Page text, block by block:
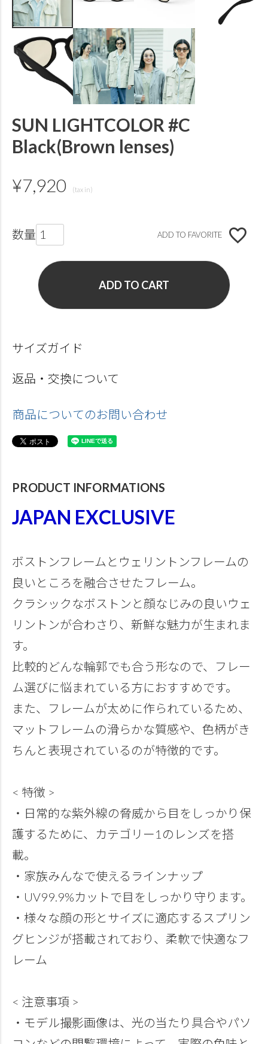
SUN LIGHTCOLOR #C
Black(Brown lenses)
¥7,920
ADD TO FAVORITE
ADD TO CART
サイズガイド
返品・交換について
商品についてのお問い合わせ
PRODUCT INFORMATIONS
JAPAN EXCLUSIVE
ボストンフレームとウェリントンフレームの
良いところを融合させたフレーム。
クラシックなボストンと顔なじみの良いウェ
リントンが合わさり、新鮮な魅力が生まれま
す。
比較的どんな輪郭でも合う形なので、フレー
ム選びに悩まれている方におすすめです。
また、フレームが太めに作られているため、
マットフレームの滑らかな質感や、色柄がき
ちんと表現されているのが特徴的です。
< 特徴 >
・日常的な紫外線の脅威から目をしっかり保
護するために、カテゴリー1のレンズを搭
載。
・家族みんなで使えるラインナップ
・UV99.9%カットで目をしっかり守ります。
・様々な顔の形とサイズに適応するスプリン
グヒンジが搭載されており、柔軟で快適なフ
レーム
< 注意事項 >
・モデル撮影画像は、光の当たり具合やパソ